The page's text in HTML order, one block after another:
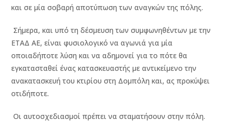
και σε μία σοβαρή αποτύπωση των αναγκών της πόλης.
Σήμερα, και υπό τη δέσμευση των συμφωνηθέντων με την
ΕΤΑΔ ΑΕ, είναι φυσιολογικό να αγωνιά για μία
οποιαδήποτε λύση και να αδημονεί για το πότε θα
εγκατασταθεί ένας κατασκευαστής με αντικείμενο την
ανακατασκευή του κτιρίου στη Δομπόλη και, ας προκύψει
οτιδήποτε.
Οι αυτοσχεδιασμοί πρέπει να σταματήσουν στην πόλη.